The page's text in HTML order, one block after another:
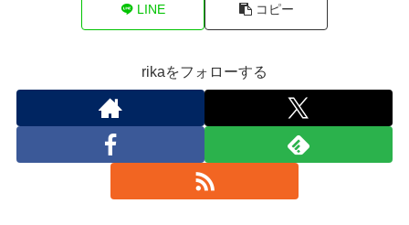
LINE コピー
rikaをフォローする